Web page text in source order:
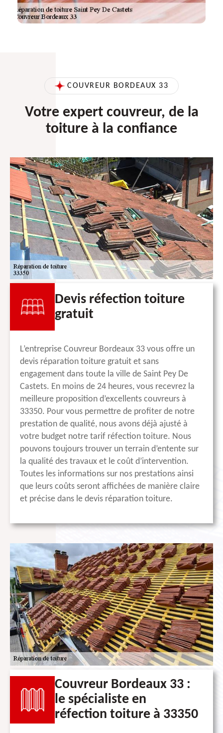
COUVREUR BORDEAUX 33
Votre expert couvreur, de la
toiture à la confiance
Devis réfection toiture
gratuit
L’entreprise Couvreur Bordeaux 33 vous offre un
devis réparation toiture gratuit et sans
engagement dans toute la ville de Saint Pey De
Castets. En moins de 24 heures, vous recevrez la
meilleure proposition d’excellents couvreurs à
33350. Pour vous permettre de profiter de notre
prestation de qualité, nous avons déjà ajusté à
votre budget notre tarif réfection toiture. Nous
pouvons toujours trouver un terrain d’entente sur
la qualité des travaux et le coût d’intervention.
Toutes les informations sur nos prestations ainsi
que leurs coûts seront affichées de manière claire
et précise dans le devis réparation toiture.
Couvreur Bordeaux 33 :
le spécialiste en
réfection toiture à 33350